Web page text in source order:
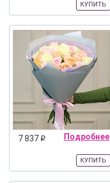
КУПИТЬ
7 837 q Подробнее
КУПИТЬ